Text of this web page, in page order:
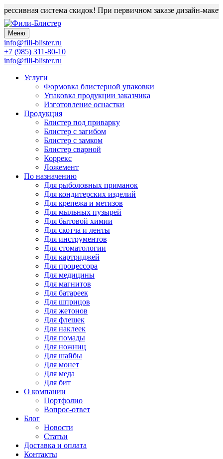
система скидок! При первичном заказе дизайн-макет
Меню
info@fili-blister.ru
+7 (985) 311-80-10
info@fili-blister.ru
Услуги
Формовка блистерной упаковки
Упаковка продукции заказчика
Изготовление оснастки
Продукция
Блистер под приварку
Блистер с загибом
Блистер с замком
Блистер сварной
Коррекс
Ложемент
По назначению
Для рыболовных приманок
Для кондитерских изделий
Для крепежа и метизов
Для мыльных пузырей
Для бытовой химии
Для скотча и ленты
Для инструментов
Для стоматологии
Для картриджей
Для процессора
Для медицины
Для магнитов
Для батареек
Для шприцов
Для жетонов
Для флешек
Для наклеек
Для помады
Для ножниц
Для шайбы
Для монет
Для меда
Для бит
О компании
Портфолио
Вопрос-ответ
Блог
Новости
Статьи
Доставка и оплата
Контакты